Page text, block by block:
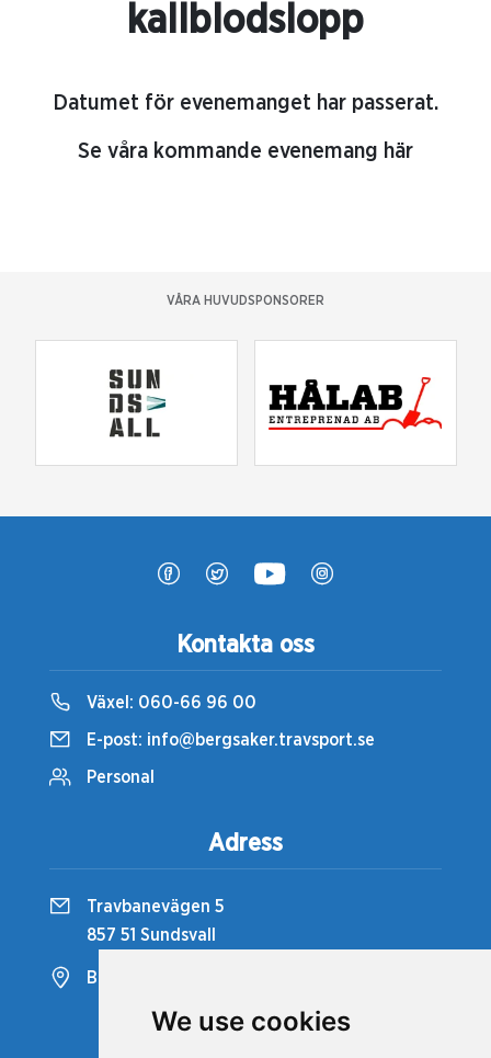
We use cookies
kallblodslopp
Datumet för evenemanget har passerat.
Se våra kommande evenemang här
VÅRA HUVUDSPONSORER
Kontakta oss
Växel: 060-66 96 00
E-post: info@bergsaker.travsport.se
Personal
Adress
Travbanevägen 5
857 51 Sundsvall
Bergsåkers Travbana